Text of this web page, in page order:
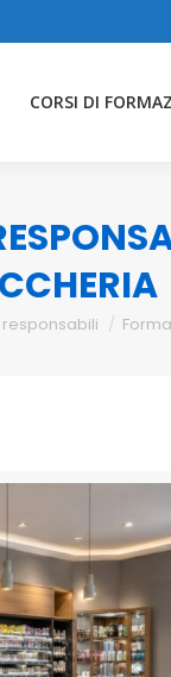
CORSI DI